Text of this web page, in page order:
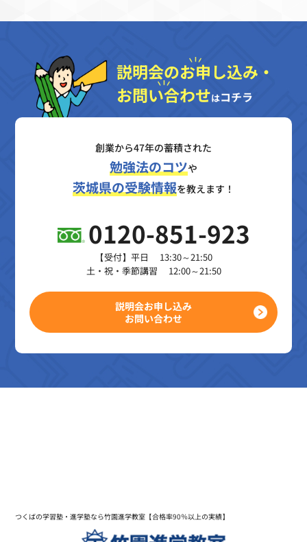
説明会のお申し込み・
お問い合わせはコチラ
創業から47年の蓄積された
勉強法のコツや
茨城県の受験情報を教えます！
0120-851-923
【受付】平日 13:30～21:50
土・祝・季節講習 12:00～21:50
説明会お申し込み
お問い合わせ
つくばの学習塾・進学塾なら竹園進学教室【合格率90％以上の実績】